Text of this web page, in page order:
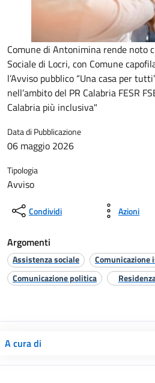
Comune di Antonimina rende noto
Sociale di Locri, con Comune
l’Avviso pubblico “Una casa per
nell’ambito del PR Calabria FESR
Calabria più inclusiva"
Data di Pubblicazione
06 maggio 2026
Tipologia
Avviso
Condividi Azioni
Argomenti
Assistenza sociale
Comunicazione politica
A cura di